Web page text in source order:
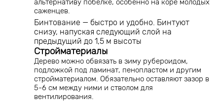
альтернативу побелке, особенно на коре молодых
саженцев.
Бинтование — быстро и удобно. Бинтуют
снизу, напуская следующий слой на
предыдущий до 1,5 м высоты
Стройматериалы
Дерево можно обвязать в зиму рубероидом,
подложкой под ламинат, пенопластом и другим
стройматериалом. Обязательно оставляют зазор в
5-6 см между ними и стволом для
вентилирования.